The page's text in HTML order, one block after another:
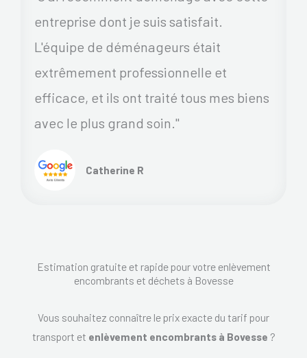
entreprise dont je suis satisfait.
L'équipe de déménageurs était
extrêmement professionnelle et
efficace, et ils ont traité tous mes biens
avec le plus grand soin."
Catherine R
Estimation gratuite et rapide pour votre enlèvement
encombrants et déchets à Bovesse
Vous souhaitez connaître le prix exacte du tarif pour
transport et enlèvement encombrants à Bovesse ?